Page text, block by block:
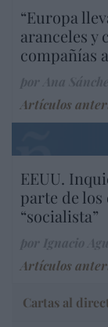
“Europa
aranceles y
compañías
Artículos
EEUU.
parte de los
“socialista”
Artículos
Cartas al